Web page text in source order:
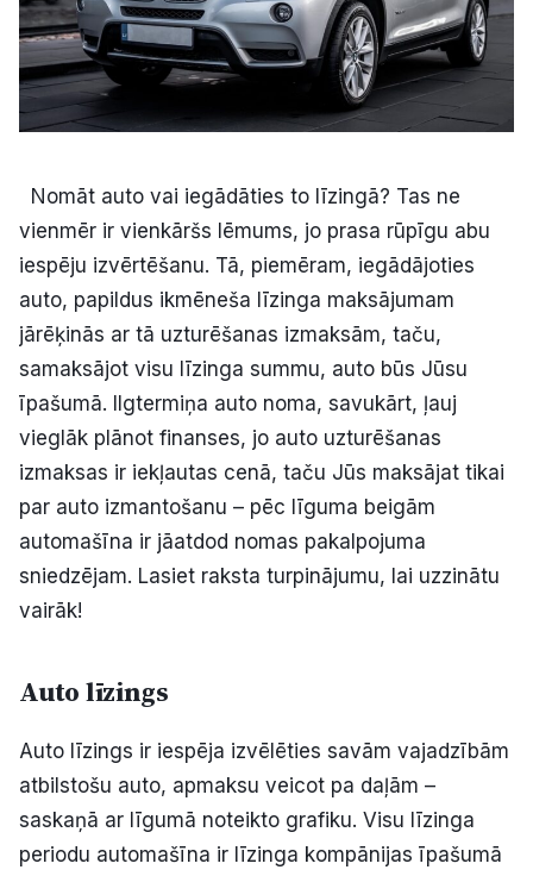
Video
Sludinājumi
Pasākumi
Politiskā reklāma
Par mums
Kontakti
Facebook Instagram
E-avīze Abonē
Nomāt auto vai iegādāties to līzingā? Tas ne
vienmēr ir vienkāršs lēmums, jo prasa rūpīgu abu
iespēju izvērtēšanu. Tā, piemēram, iegādājoties
auto, papildus ikmēneša līzinga maksājumam
jārēķinās ar tā uzturēšanas izmaksām, taču,
samaksājot visu līzinga summu, auto būs Jūsu
īpašumā. Ilgtermiņa auto noma, savukārt, ļauj
vieglāk plānot finanses, jo auto uzturēšanas
izmaksas ir iekļautas cenā, taču Jūs maksājat tikai
par auto izmantošanu – pēc līguma beigām
automašīna ir jāatdod nomas pakalpojuma
sniedzējam. Lasiet raksta turpinājumu, lai uzzinātu
vairāk!
Auto līzings
Auto līzings ir iespēja izvēlēties savām vajadzībām
atbilstošu auto, apmaksu veicot pa daļām –
saskaņā ar līgumā noteikto grafiku. Visu līzinga
periodu automašīna ir līzinga kompānijas īpašumā